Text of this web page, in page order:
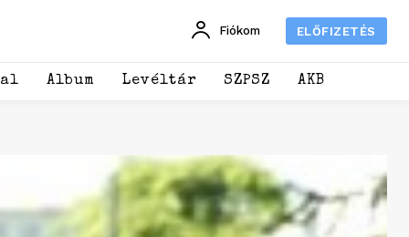
Fiókom ELŐFIZETÉS
Album Levéltár SZPSZ AKB